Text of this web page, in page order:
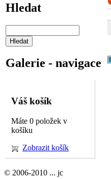
Hledat
Galerie - navigace
Váš košík
Máte 0 položek v
košíku
Zobrazit košík
© 2006-2010 ... jc